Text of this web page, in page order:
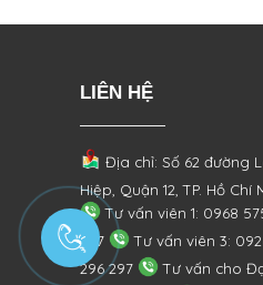
LIÊN HỆ
Địa chỉ: Số 62 đường
Hiệp, Quận 12, TP. Hồ Chí
Tư vấn viên 1: 0968
297
Tư vấn viên 3:
296 297
Tư vấn cho